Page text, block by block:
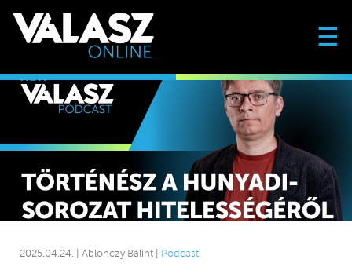
☰
2025.04.24. | Ablonczy Bálint | Podcast